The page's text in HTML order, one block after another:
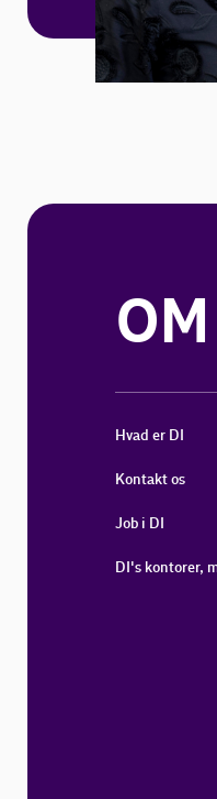
Hvad er DI
Kontakt os
Job i DI
DI's kontorer,